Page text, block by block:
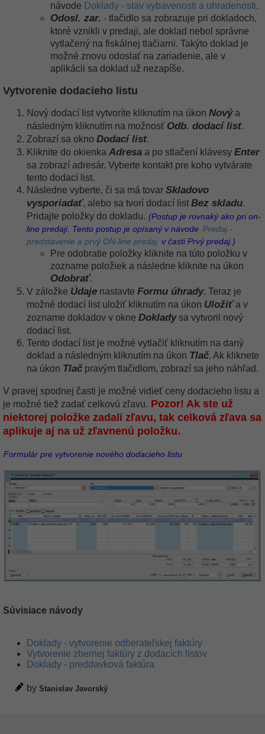
návode Doklady - stav vybavenosti a uhradenosti.
Odosl. zar. - tlačidlo sa zobrazuje pri dokladoch,
ktoré vznikli v predaji, ale doklad nebol správne
vytlačený na fiskálnej tlačiarni. Takýto doklad je
možné znovu odoslať na zariadenie, ale v
aplikácii sa doklad už nezapíše.
Vytvorenie dodacieho listu
Nový dodací list vytvoríte kliknutím na úkon Novýa
následným kliknutím na možnosť Odb. dodací list.
Zobrazí sa okno Dodací list.
Kliknite do okienka Adresa a po stlačení klávesy Enter
sa zobrazí adresár. Vyberte kontakt pre koho vytvárate
tento dodací list.
Následne vyberte, či sa má tovar Skladovo
vysporiadať, alebo sa tvorí dodací list Bez skladu.
Pridajte položky do dokladu. (Postup je rovnaký ako pri on-
line predaji. Tento postup je opísaný v návode Predaj -
predstavenie a prvý ON-line predaj v časti Prvý predaj.)
Pre odobratie položky kliknite na túto položku v
zozname položiek a následne kliknite na úkon
Odobrať.
V záložke Údaje nastavte Formu úhrady. Teraz je
možné dodací list uložiť kliknutím na úkon Uložiťa v
zozname dokladov v okne Dokladysa vytvoril nový
dodací list.
Tento dodací list je možné vytlačiť kliknutím na daný
doklad a následným kliknutím na úkon Tlač. Ak kliknete
na úkon Tlač pravým tlačidlom, zobrazí sa jeho náhľad.
V pravej spodnej časti je možné vidieť ceny dodacieho listu a
je možné tiež zadať celkovú zľavu. Pozor! Ak ste už
niektorej položke zadali zľavu, tak celková zľava sa
aplikuje aj na už zľavnenú položku.
Formulár pre vytvorenie nového dodacieho listu
Súvisiace návody
Doklady - vytvorenie odberateľskej faktúry
Vytvorenie zbernej faktúry z dodacích listov
Doklady - preddavková faktúra
by Stanislav Javorský